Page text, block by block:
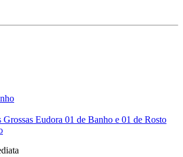
Eudora 01 de Banho e 01 de Rosto